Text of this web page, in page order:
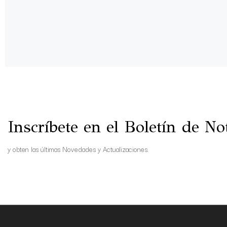
Inscríbete en el Boletín de
y obten las últimas Novedades y Actualizaciones.